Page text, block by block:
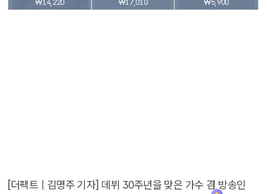
₩14,220 ₩17,010 ₩5,900
[더팩트 | 김명주 기자] 데뷔 30주년을 맞은 가수 겸 방송인